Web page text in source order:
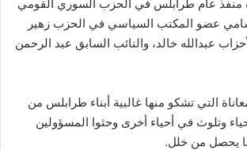
منفذ عام طرابلس في الحزب السوري القومي
عضو المكتب السياسي في الحزب زهير
عبدالله خالد، والنائب السابق عبد الرحمن
التي تشكو منها غالبية أبناء طرابلس من
وتلوث في أحياء أخرى وحثوا المسؤولين
يحصل من خلل.